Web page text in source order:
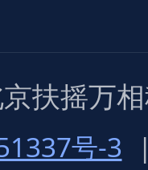
扶摇万
号-3